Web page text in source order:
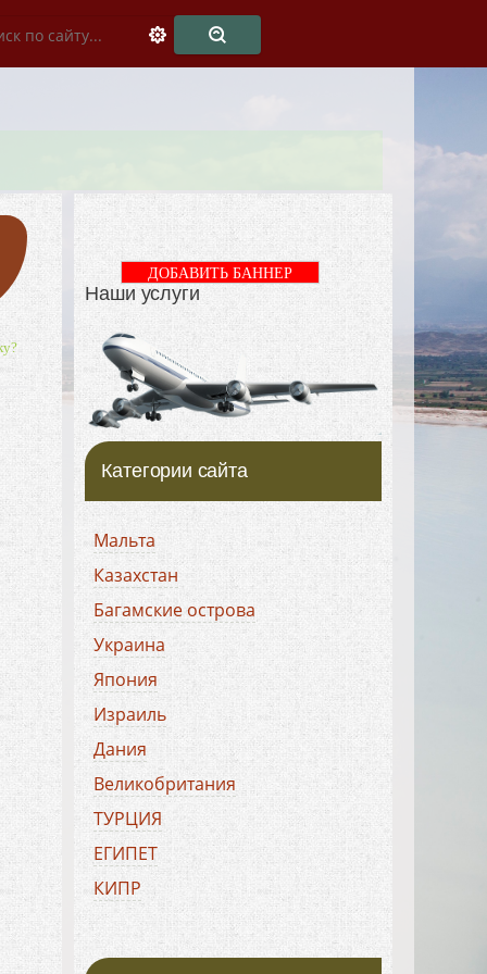
Наши услуги
ДОБАВИТЬ БАННЕР
Категории сайта
Мальта
Казахстан
Багамские острова
Украина
Япония
Израиль
Дания
Великобритания
ТУРЦИЯ
ЕГИПЕТ
КИПР
ХОРВАТИЯ
БОЛГАРИЯ